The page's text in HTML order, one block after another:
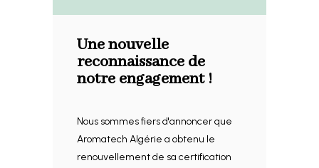
Une nouvelle
reconnaissance de
notre engagement !
Nous sommes fiers d'annoncer que
Aromatech Algérie a obtenu le
renouvellement de sa certification